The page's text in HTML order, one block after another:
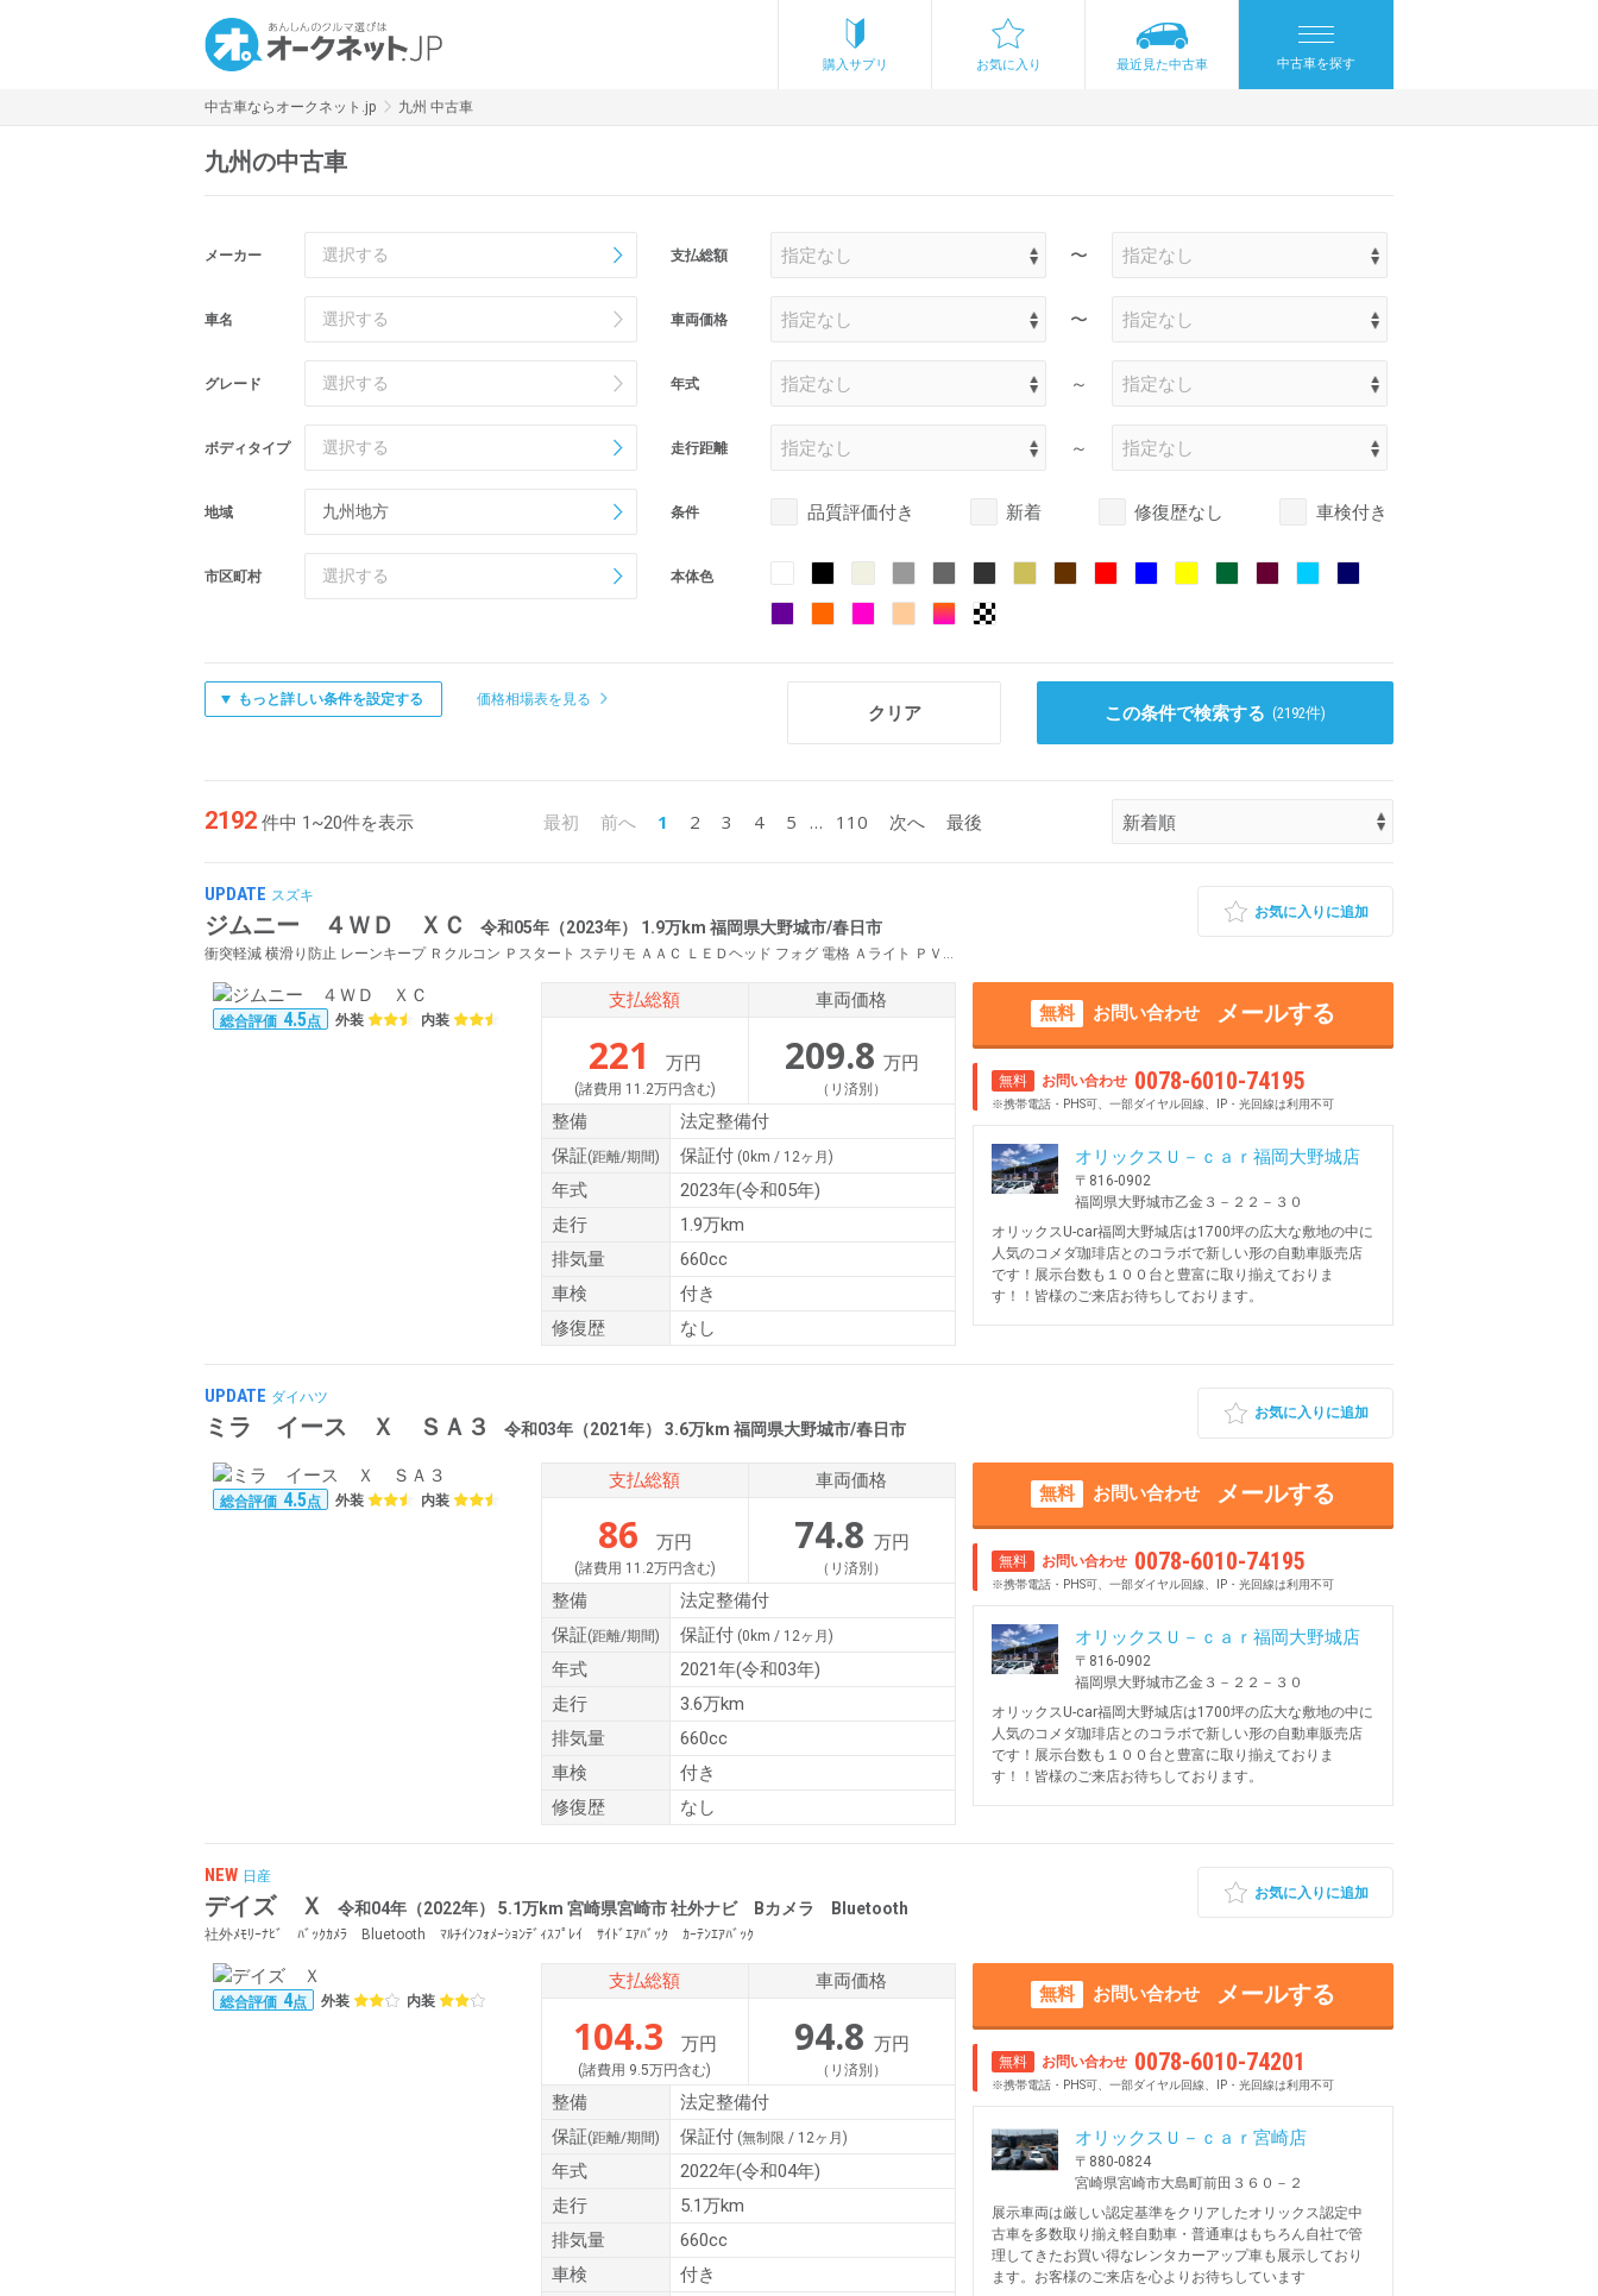
購入サプリ お気に入り 最近見た中古車 中古車を探す
中古車ならオークネット.jp 九州 中古車
九州の中古車
メーカー 選択する
車名 選択する
グレード 選択する
ボディタイプ 選択する
地域 九州地方
市区町村 選択する
支払総額 〜
車両価格 〜
年式 ～
走行距離 ～
条件 品質評価付き 新着 修復歴なし 車検付き
本体色
もっと詳しい条件を設定する 価格相場表を見る
この条件で検索する (2192件)
2192 件中 1~20件を表示 最初 前へ 1 2 3 4 5 … 110 次へ 最後
UPDATE スズキ
ジムニー ４ＷＤ ＸＣ 令和05年（2023年） 1.9万km 福岡県大野城市/春日市
衝突軽減 横滑り防止 レーンキープ Ｒクルコン Ｐスタート ステリモ ＡＡＣ ＬＥＤヘッド フォグ 電格 Ａライト ＰＶガラス セキュリティ ウィンカーミラー アイドリングストップ 社外ナビ フルセグＴＶ ＢＴ
お気に入りに追加
総合評価 4.5点 外装 内装
支払総額
221 万円
(諸費用 11.2万円含む)
車両価格
209.8 万円
（リ済別）
整備
法定整備付
保証(距離/期間) 保証付(0km / 12ヶ月)
年式
2023年(令和05年)
走行
1.9万km
排気量
660cc
車検
付き
修復歴
なし
無料 お問い合わせ メールする
無料 お問い合わせ 0078-6010-74195
※携帯電話・PHS可、一部ダイヤル回線、IP・光回線は利用不可
オリックスＵ－ｃａｒ福岡大野城店
〒816-0902
福岡県大野城市乙金３－２２－３０
オリックスU-car福岡大野城店は1700坪の広大な敷地の中に
人気のコメダ珈琲店とのコラボで新しい形の自動車販売店
です！展示台数も１００台と豊富に取り揃えておりま
す！！皆様のご来店お待ちしております。
UPDATE ダイハツ
ミラ イース Ｘ ＳＡ３ 令和03年（2021年） 3.6万km 福岡県大野城市/春日市
お気に入りに追加
総合評価 4.5点 外装 内装
支払総額
86 万円
(諸費用 11.2万円含む)
車両価格
74.8 万円
（リ済別）
整備
法定整備付
保証(距離/期間) 保証付(0km / 12ヶ月)
年式
2021年(令和03年)
走行
3.6万km
排気量
660cc
車検
付き
修復歴
なし
無料 お問い合わせ メールする
無料 お問い合わせ 0078-6010-74195
※携帯電話・PHS可、一部ダイヤル回線、IP・光回線は利用不可
オリックスＵ－ｃａｒ福岡大野城店
〒816-0902
福岡県大野城市乙金３－２２－３０
オリックスU-car福岡大野城店は1700坪の広大な敷地の中に
人気のコメダ珈琲店とのコラボで新しい形の自動車販売店
です！展示台数も１００台と豊富に取り揃えておりま
す！！皆様のご来店お待ちしております。
NEW 日産
デイズ Ｘ 令和04年（2022年） 5.1万km 宮崎県宮崎市 社外ナビ Bカメラ Bluetooth
社外ﾒﾓﾘｰﾅﾋﾞ ﾊﾞｯｸｶﾒﾗ Bluetooth ﾏﾙﾁｲﾝﾌｫﾒｰｼｮﾝﾃﾞｨｽﾌﾟﾚｲ ｻｲﾄﾞｴｱﾊﾞｯｸ ｶｰﾃﾝｴｱﾊﾞｯｸ
お気に入りに追加
総合評価 4点 外装 内装
支払総額
104.3 万円
(諸費用 9.5万円含む)
車両価格
94.8 万円
（リ済別）
整備
法定整備付
保証(距離/期間) 保証付(無制限 / 12ヶ月)
年式
2022年(令和04年)
走行
5.1万km
排気量
660cc
車検
付き
無料 お問い合わせ メールする
無料 お問い合わせ 0078-6010-74201
※携帯電話・PHS可、一部ダイヤル回線、IP・光回線は利用不可
オリックスＵ－ｃａｒ宮崎店
〒880-0824
宮崎県宮崎市大島町前田３６０－２
展示車両は厳しい認定基準をクリアしたオリックス認定中
古車を多数取り揃え軽自動車・普通車はもちろん自社で管
理してきたお買い得なレンタカーアップ車も展示しており
ます。お客様のご来店を心よりお待ちしています